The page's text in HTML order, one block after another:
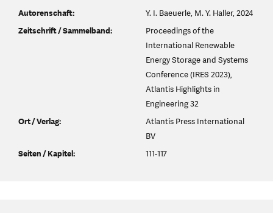
Autorenschaft:
Y. I. Baeuerle, M. Y. Haller, 2024
Zeitschrift / Sammelband:
Proceedings of the
International Renewable
Energy Storage and Systems
Conference (IRES 2023),
Atlantis Highlights in
Engineering 32
Ort / Verlag:
Atlantis Press International
BV
Seiten / Kapitel:
111-117